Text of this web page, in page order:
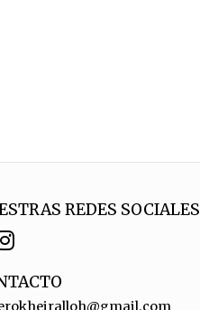
REDES SOCIALES